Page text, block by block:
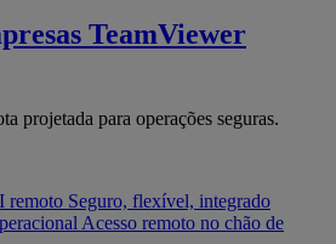
TeamViewer
projetada para operações seguras.
remoto Seguro, flexível, integrado
Acesso remoto no chão de